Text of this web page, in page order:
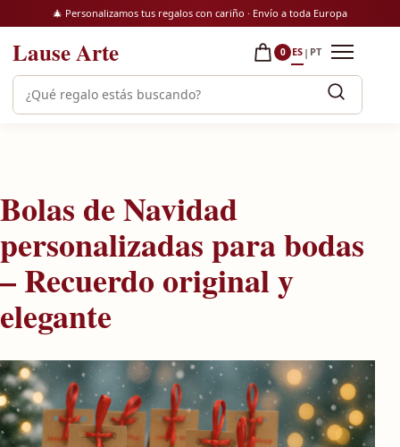
Saltar al contenido
🎄 Personalizamos tus regalos con cariño · Envío a toda Europa
Lause Arte
Buscar productos
0 ES | PT
Abrir
Bolas de Navidad
personalizadas para bodas
– Recuerdo original y
elegante